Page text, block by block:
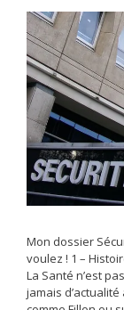
Mon dossier
voulez ! 1 –
La Santé n’est
jamais